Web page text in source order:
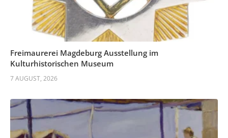
Freimaurerei Magdeburg Ausstellung im
Kulturhistorischen Museum
7 AUGUST, 2026